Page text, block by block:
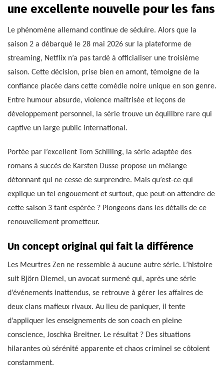
une excellente nouvelle pour les fans
Le phénomène allemand continue de séduire. Alors que la
saison 2 a débarqué le 28 mai 2026 sur la plateforme de
streaming, Netflix n’a pas tardé à officialiser une troisième
saison. Cette décision, prise bien en amont, témoigne de la
confiance placée dans cette comédie noire unique en son genre.
Entre humour absurde, violence maîtrisée et leçons de
développement personnel, la série trouve un équilibre rare qui
captive un large public international.
Portée par l’excellent Tom Schilling, la série adaptée des
romans à succès de Karsten Dusse propose un mélange
détonnant qui ne cesse de surprendre. Mais qu’est-ce qui
explique un tel engouement et surtout, que peut-on attendre de
cette saison 3 tant espérée ? Plongeons dans les détails de ce
renouvellement prometteur.
Un concept original qui fait la différence
Les Meurtres Zen ne ressemble à aucune autre série. L’histoire
suit Björn Diemel, un avocat surmené qui, après une série
d’événements inattendus, se retrouve à gérer les affaires de
deux clans mafieux rivaux. Au lieu de paniquer, il tente
d’appliquer les enseignements de son coach en pleine
conscience, Joschka Breitner. Le résultat ? Des situations
hilarantes où sérénité apparente et chaos criminel se côtoient
constamment.